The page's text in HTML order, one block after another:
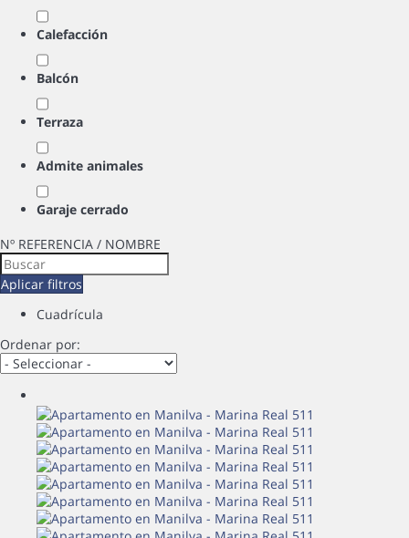
Calefacción
Balcón
Terraza
Admite animales
Garaje cerrado
Nº REFERENCIA / NOMBRE
Aplicar filtros
Cuadrícula
Ordenar por: